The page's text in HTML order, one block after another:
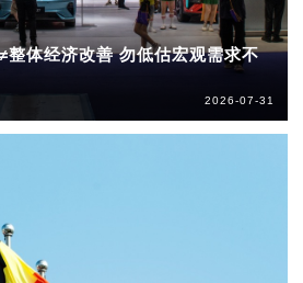
整体经济改善 勿低估宏观需求不
2026-07-31